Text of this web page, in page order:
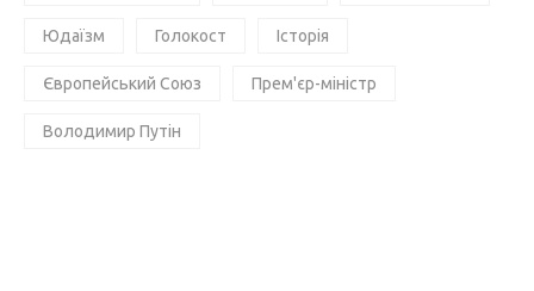
Юдаїзм Голокост Історія
Європейський Союз Прем'єр-міністр
Володимир Путін